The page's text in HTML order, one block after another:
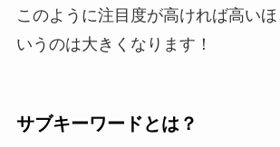
このように注目度が高ければ高い
いうのは大きくなります！
サブキーワードとは？